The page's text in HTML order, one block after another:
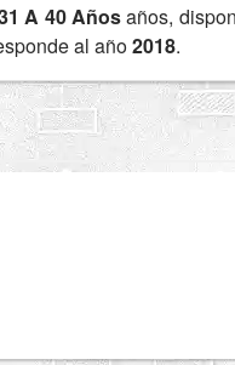
A 40 Añosaños,
al año2018.